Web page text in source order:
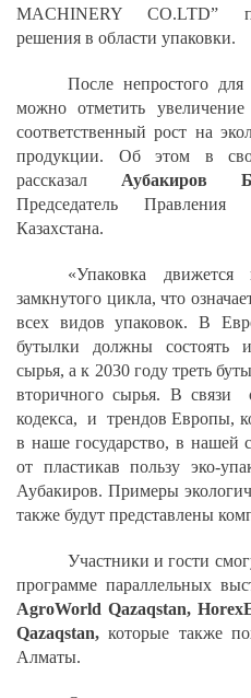
MACHINERY CO.LTD”
решения в области упаковки.
После непростого
можно отметить
соответственный рост на
продукции. Об этом в
рассказал Аубакиров
Председатель Правления
Казахстана.
«Упаковка
замкнутого цикла, что
всех видов упаковок. В
бутылки должны состоять
сырья, а к 2030 году треть
вторичного сырья. В связи
кодекса, и трендов Европы,
в наше государство, в нашей
от пластикав пользу эко-
Аубакиров. Примеры
также будут представлены
Участники и гости
программе параллельных
AgroWorld Qazaqstan,
Qazaqstan, которые также
Алматы.